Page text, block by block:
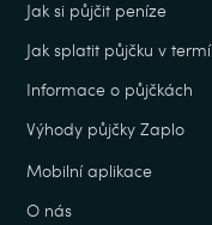
Jak si půjčit peníze
Jak splatit půjčku v
Informace o půjčkách
Výhody půjčky Zaplo
Mobilní aplikace
O nás